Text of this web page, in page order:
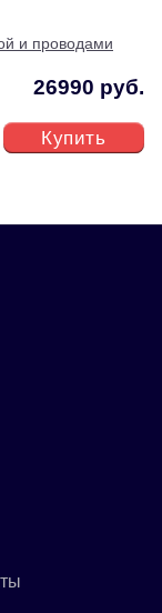
и проводами
26990 руб.
Купить